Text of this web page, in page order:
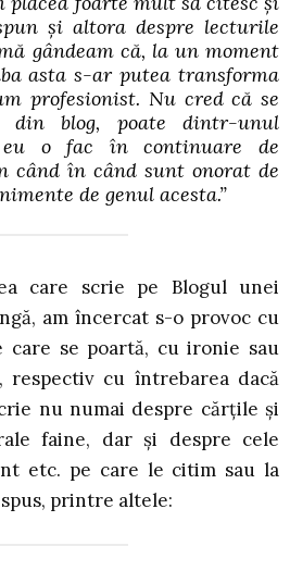
și altora despre lecturile
gândeam că, la un moment
asta s-ar putea transforma
profesionist. Nu cred că se
din blog, poate dintr-unul
o fac în continuare de
când în când sunt onorat de
de genul acesta.”
care scrie pe Blogul unei
am încercat s-o provoc cu
se poartă, cu ironie sau
cu întrebarea dacă
nu numai despre cărțile și
faine, dar și despre cele
etc. pe care le citim sau la
printre altele: